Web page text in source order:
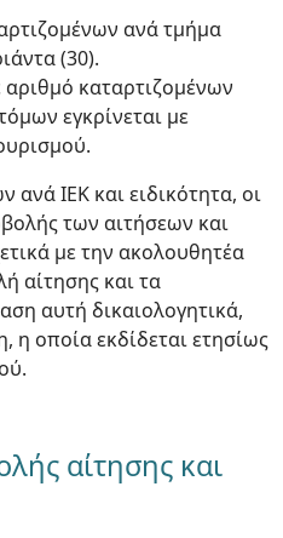
ανά τμήμα
(30).
καταρτιζομένων
εγκρίνεται με
ΙΕΚ και ειδικότητα, οι
των αιτήσεων και
με την ακολουθητέα
αίτησης και τα
αυτή δικαιολογητικά,
η οποία εκδίδεται ετησίως
αίτησης και